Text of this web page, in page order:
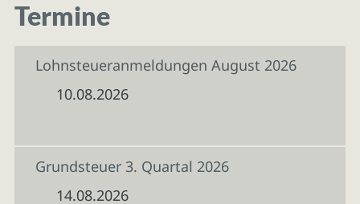
Termine
Lohnsteueranmeldungen August 2026
10.08.2026
Grundsteuer 3. Quartal 2026
14.08.2026